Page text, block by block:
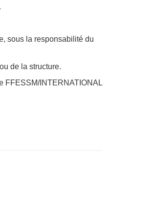
sous la responsabilité du
de la structure.
FFESSM/INTERNATIONAL